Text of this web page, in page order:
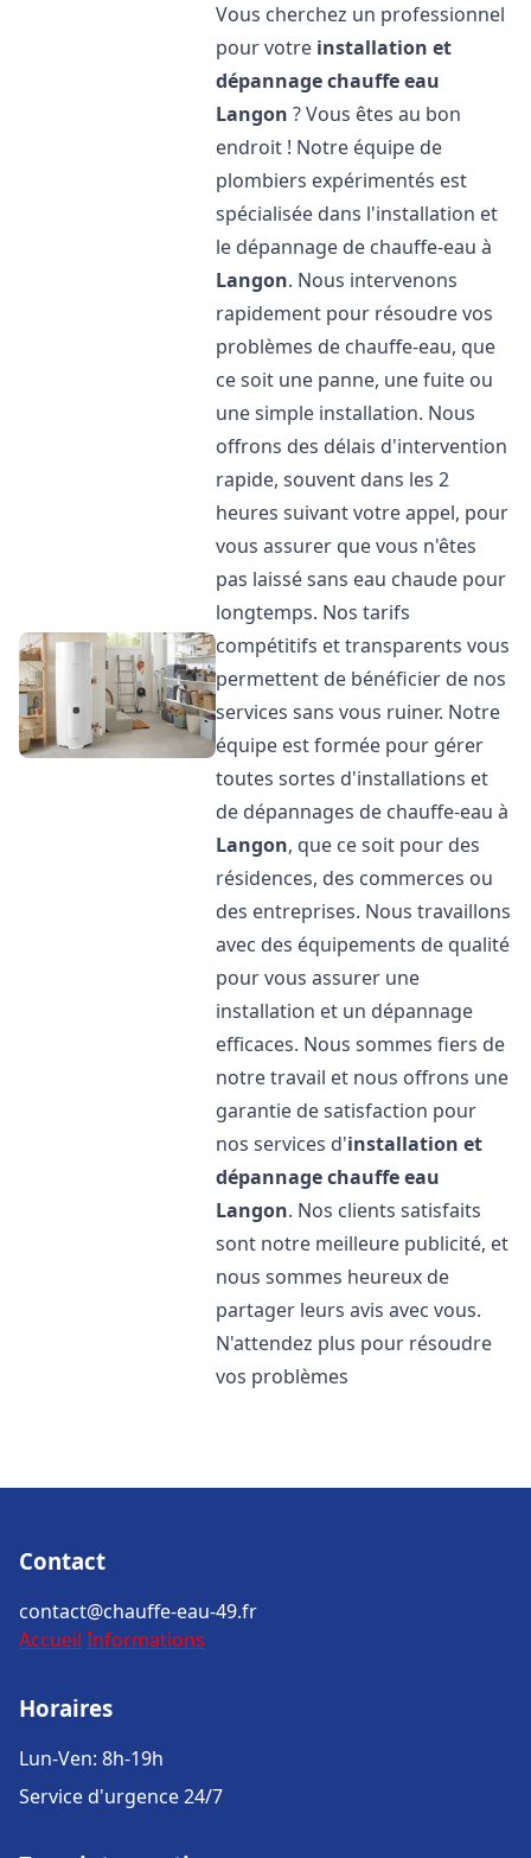
Vous cherchez un professionnel
pour votre installation et
dépannage chauffe eau
Langon ? Vous êtes au bon
endroit ! Notre équipe de
plombiers expérimentés est
spécialisée dans l'installation et
le dépannage de chauffe-eau à
Langon. Nous intervenons
rapidement pour résoudre vos
problèmes de chauffe-eau, que
ce soit une panne, une fuite ou
une simple installation. Nous
offrons des délais d'intervention
rapide, souvent dans les 2
heures suivant votre appel, pour
vous assurer que vous n'êtes
pas laissé sans eau chaude pour
longtemps. Nos tarifs
compétitifs et transparents vous
permettent de bénéficier de nos
services sans vous ruiner. Notre
équipe est formée pour gérer
toutes sortes d'installations et
de dépannages de chauffe-eau à
Langon, que ce soit pour des
résidences, des commerces ou
des entreprises. Nous travaillons
avec des équipements de qualité
pour vous assurer une
installation et un dépannage
efficaces. Nous sommes fiers de
notre travail et nous offrons une
garantie de satisfaction pour
nos services d'installation et
dépannage chauffe eau
Langon. Nos clients satisfaits
sont notre meilleure publicité, et
nous sommes heureux de
partager leurs avis avec vous.
N'attendez plus pour résoudre
vos problèmes
Contact
contact@chauffe-eau-49.fr
Accueil Informations
Horaires
Lun-Ven: 8h-19h
Service d'urgence 24/7